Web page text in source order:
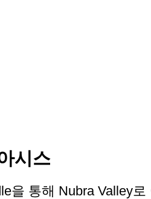
시스
을 통해 Nubra Valley